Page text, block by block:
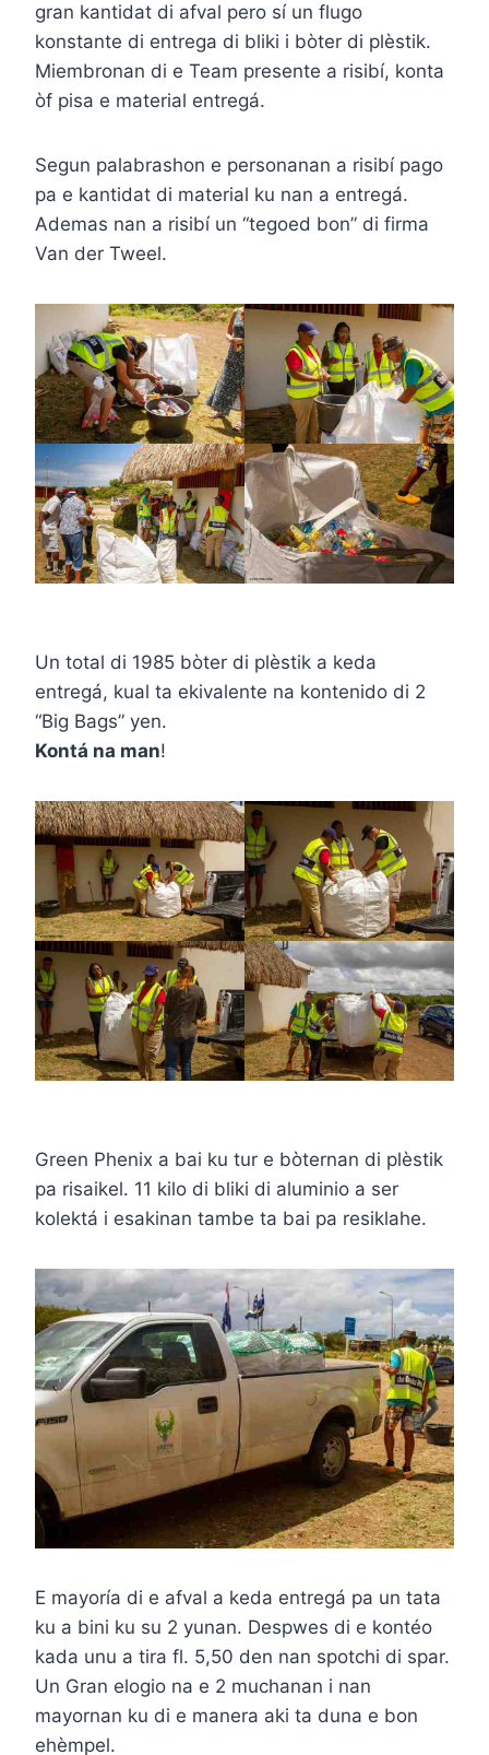
gran kantidat di afval pero sí un flugo
konstante di entrega di bliki i bòter di plèstik.
Miembronan di e Team presente a risibí, konta
òf pisa e material entregá.
Segun palabrashon e personanan a risibí pago
pa e kantidat di material ku nan a entregá.
Ademas nan a risibí un “tegoed bon” di firma
Van der Tweel.
Un total di 1985 bòter di plèstik a keda
entregá, kual ta ekivalente na kontenido di 2
“Big Bags” yen.
Kontá na man!
Green Phenix a bai ku tur e bòternan di plèstik
pa risaikel. 11 kilo di bliki di aluminio a ser
kolektá i esakinan tambe ta bai pa resiklahe.
E mayoría di e afval a keda entregá pa un tata
ku a bini ku su 2 yunan. Despwes di e kontéo
kada unu a tira fl. 5,50 den nan spotchi di spar.
Un Gran elogio na e 2 muchanan i nan
mayornan ku di e manera aki ta duna e bon
ehèmpel.